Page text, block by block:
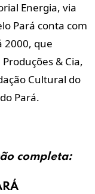
Energia, via
Pará conta com
2000, que
& Cia,
Cultural do
Pará.
completa: